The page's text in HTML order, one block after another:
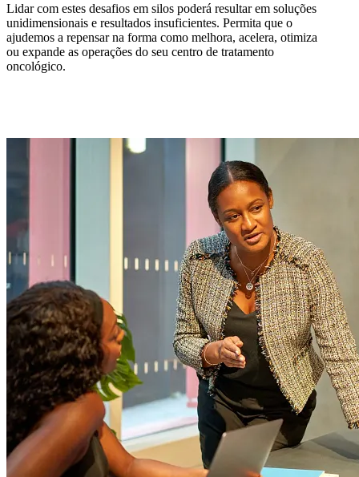
Lidar com estes desafios em silos poderá resultar em soluções
unidimensionais e resultados insuficientes. Permita que o
ajudemos a repensar na forma como melhora, acelera, otimiza
ou expande as operações do seu centro de tratamento
oncológico.